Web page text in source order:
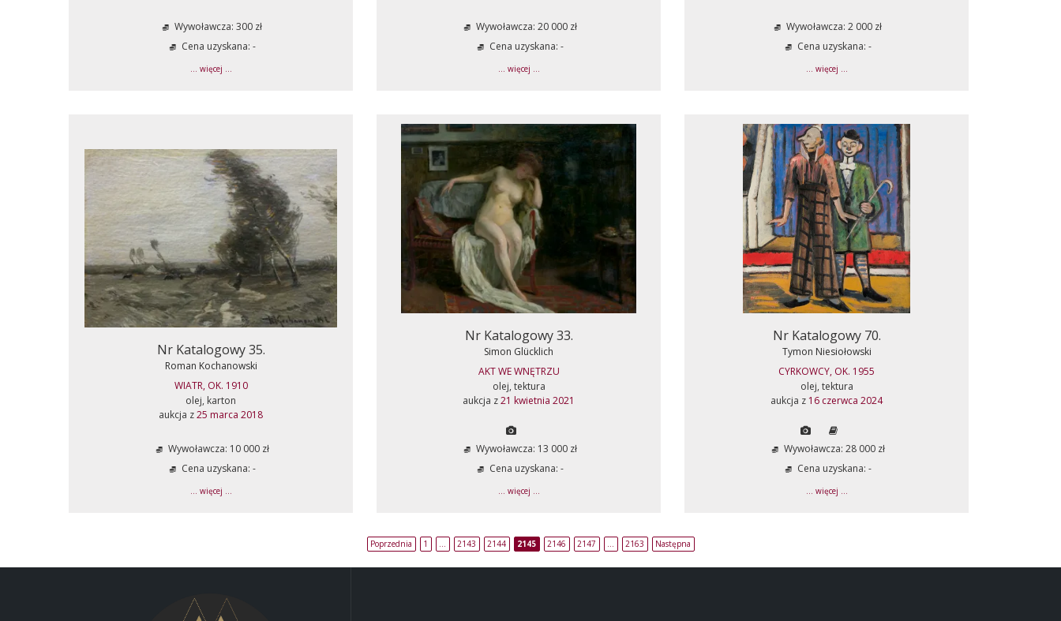
Wywoławcza: 300 zł
Cena uzyskana: -
... więcej ...
Wywoławcza: 20 000 zł
Cena uzyskana: -
... więcej ...
Wywoławcza: 2 000 zł
Cena uzyskana: -
... więcej ...
Nr Katalogowy 35.
Roman Kochanowski
WIATR, OK. 1910
olej, karton
aukcja z25 marca 2018
Wywoławcza: 10 000 zł
Cena uzyskana: -
... więcej ...
Nr Katalogowy 33.
Simon Glücklich
AKT WE WNĘTRZU
olej, tektura
aukcja z21 kwietnia 2021
Wywoławcza: 13 000 zł
Cena uzyskana: -
... więcej ...
Nr Katalogowy 70.
Tymon Niesiołowski
CYRKOWCY, OK. 1955
olej, tektura
aukcja z 16 czerwca 2024
Wywoławcza: 28 000 zł
Cena uzyskana: -
... więcej ...
Poprzednia 1 … 2143 2144 2145 2146 2147 … 2163 Następna